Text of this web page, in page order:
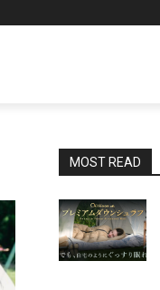
MOST READ